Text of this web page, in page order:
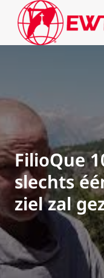
FilioQue
slechts
ziel zal